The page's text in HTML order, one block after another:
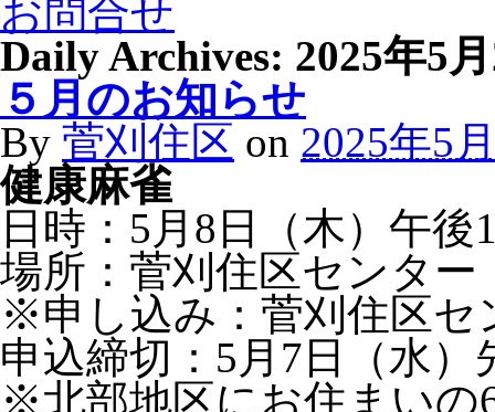
お問合せ
Daily Archives: 2025年5
５月のお知らせ
By 菅刈住区 on 2025年5
健康麻雀
日時：5月8日（木）午後
場所：菅刈住区センタ
※申し込み：菅刈住区セ
申込締切：5月7日（水）
※北部地区にお住まいの